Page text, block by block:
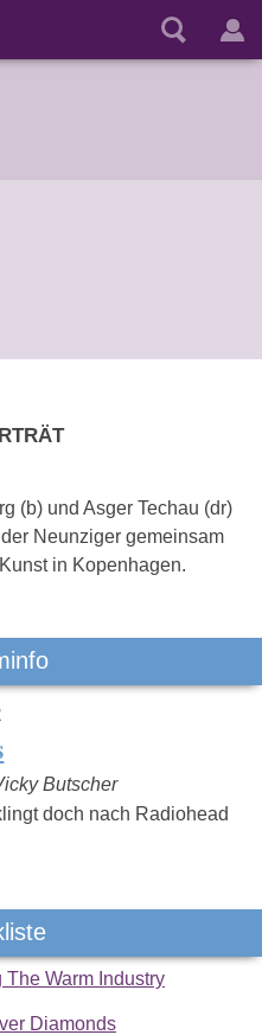
(b) und Asger Techau (dr)
Neunziger gemeinsam
in Kopenhagen.
Butscher
doch nach Radiohead
The Warm Industry
Diamonds